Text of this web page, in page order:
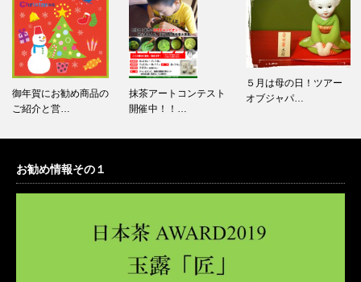
抹茶アートコンテスト
開催中！！…
オブジャパ…
虹がでてましたよ
お勧め情報その１